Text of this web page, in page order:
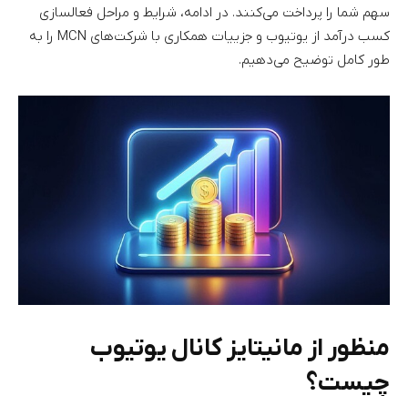
سهم شما را پرداخت می‌کنند. در ادامه، شرایط و مراحل فعالسازی
کسب درآمد از یوتیوب و جزییات همکاری با شرکت‌های MCN را به
طور کامل توضیح می‌دهیم.
منظور از مانیتایز کانال یوتیوب
چیست؟